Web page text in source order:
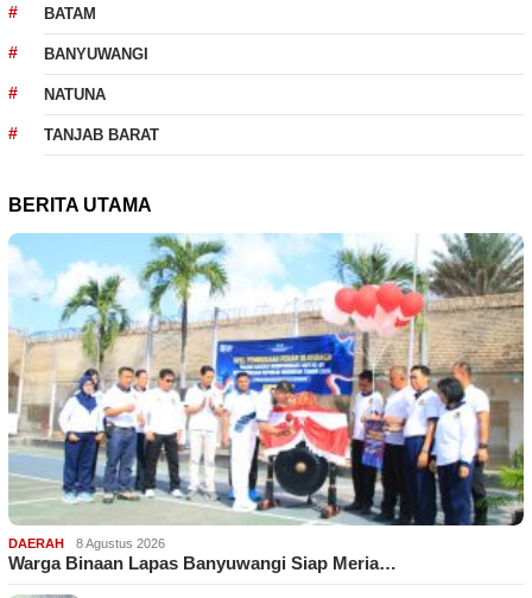
BATAM
BANYUWANGI
NATUNA
TANJAB BARAT
BERITA UTAMA
DAERAH 8 Agustus 2026
Warga Binaan Lapas Banyuwangi Siap Meria…